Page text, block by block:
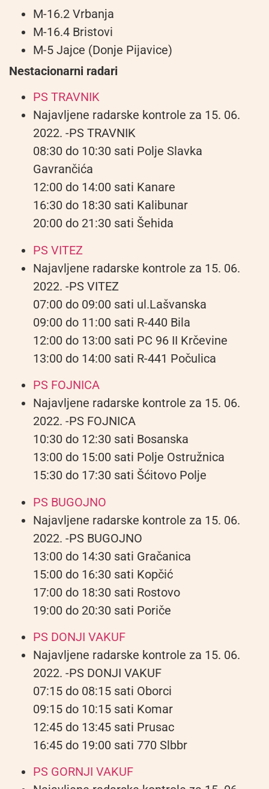
M-16.2 Vrbanja
M-16.4 Bristovi
M-5 Jajce (Donje Pijavice)
Nestacionarni radari
PS TRAVNIK
Najavljene radarske kontrole za 15. 06.
2022. -PS TRAVNIK
08:30 do 10:30 sati Polje Slavka
Gavrančića
12:00 do 14:00 sati Kanare
16:30 do 18:30 sati Kalibunar
20:00 do 21:30 sati Šehida
PS VITEZ
Najavljene radarske kontrole za 15. 06.
2022. -PS VITEZ
07:00 do 09:00 sati ul.Lašvanska
09:00 do 11:00 sati R-440 Bila
12:00 do 13:00 sati PC 96 II Krčevine
13:00 do 14:00 sati R-441 Počulica
PS FOJNICA
Najavljene radarske kontrole za 15. 06.
2022. -PS FOJNICA
10:30 do 12:30 sati Bosanska
13:00 do 15:00 sati Polje Ostružnica
15:30 do 17:30 sati Šćitovo Polje
PS BUGOJNO
Najavljene radarske kontrole za 15. 06.
2022. -PS BUGOJNO
13:00 do 14:30 sati Gračanica
15:00 do 16:30 sati Kopčić
17:00 do 18:30 sati Rostovo
19:00 do 20:30 sati Poriče
PS DONJI VAKUF
Najavljene radarske kontrole za 15. 06.
2022. -PS DONJI VAKUF
07:15 do 08:15 sati Oborci
09:15 do 10:15 sati Komar
12:45 do 13:45 sati Prusac
16:45 do 19:00 sati 770 Slbbr
PS GORNJI VAKUF